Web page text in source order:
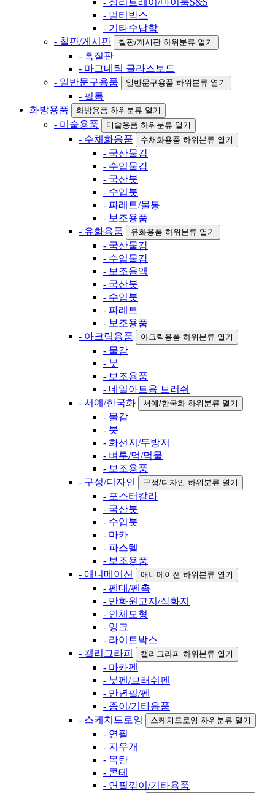
- 정리트레이/마이룸S&S
- 멀티박스
- 기타수납함
- 칠판/게시판
칠판/게시판 하위분류 열기
- 흑칠판
- 마그네틱 글라스보드
- 일반문구용품
일반문구용품 하위분류 열기
- 필통
화방용품
화방용품 하위분류 열기
- 미술용품 미술용품 하위분류 열기
- 수채화용품 수채화용품 하위분류 열기
- 국산물감
- 수입물감
- 국산붓
- 수입붓
- 파레트/물통
- 보조용품
- 유화용품
유화용품 하위분류 열기
- 국산물감
- 수입물감
- 보조용액
- 국산붓
- 수입붓
- 파레트
- 보조용품
- 아크릭용품
아크릭용품 하위분류 열기
- 물감
- 붓
- 보조용품
- 네일아트용 브러쉬
- 서예/한국화
서예/한국화 하위분류 열기
- 물감
- 붓
- 화선지/두방지
- 벼루/먹/먹물
- 보조용품
- 구성/디자인
구성/디자인 하위분류 열기
- 포스터칼라
- 국산붓
- 수입붓
- 마카
- 파스텔
- 보조용품
- 애니메이션
애니메이션 하위분류 열기
- 펜대/펜촉
- 만화원고지/작화지
- 인체모형
- 잉크
- 라이트박스
- 캘리그라피
캘리그라피 하위분류 열기
- 마카펜
- 붓펜/브러쉬펜
- 만년필/펜
- 종이/기타용품
- 스케치드로잉
스케치드로잉 하위분류 열기
- 연필
- 지우개
- 목탄
- 콘테
- 연필깎이/기타용품